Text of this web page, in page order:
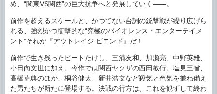
め、“関東VS関西”の巨大抗争へと発展していく――。
前作を超えるスケールと、かつてない台詞の銃撃戦が繰り広げら
れる、強烈かつ衝撃的な“究極のバイオレンス・エンターテイメ
ント”それが『アウトレイジ ビヨンド』だ！
前作で生き残ったビートたけし、三浦友和、加瀬亮、中野英雄、
小日向文世に加え、今作では関西ヤクザの西田敏行、塩見三省、
高橋克典のほか、桐谷健太、新井浩文など殺気と色気を兼ね備え
た男たちが新たに登場する。決戦の行方は、これを観ずして終わ